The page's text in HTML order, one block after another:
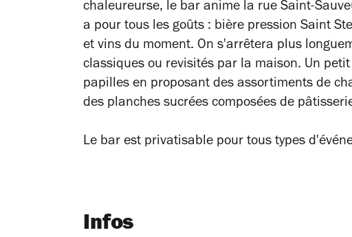
chaleureurse, le bar anime la rue Saint-
a pour tous les goûts : bière pression Saint
et vins du moment. On s'arrêtera plus
classiques ou revisités par la maison. Un
papilles en proposant des assortiments de
des planches sucrées composées de
Le bar est privatisable pour tous types
Infos